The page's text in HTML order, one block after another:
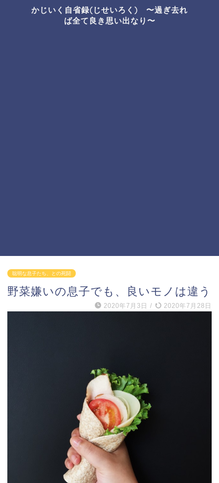
かじいく自省録(じせいろく) 〜過ぎ去れ
ば全て良き思い出なり〜
聡明な息子たち、との死闘
野菜嫌いの息子でも、良いモノは違う
2020年7月3日 / 2020年7月28日